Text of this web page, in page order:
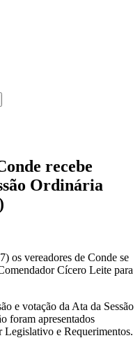
recebe
Ordinária
os vereadores de Conde se
Cícero Leite para
e votação da Ata da Sessão
foram apresentados
e Requerimentos.